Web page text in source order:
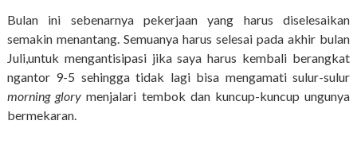
Bulan ini sebenarnya pekerjaan yang harus diselesaikan
semakin menantang. Semuanya harus selesai pada akhir bulan
Juli,untuk mengantisipasi jika saya harus kembali berangkat
ngantor 9-5 sehingga tidak lagi bisa mengamati sulur-sulur
morning glory menjalari tembok dan kuncup-kuncup ungunya
bermekaran.